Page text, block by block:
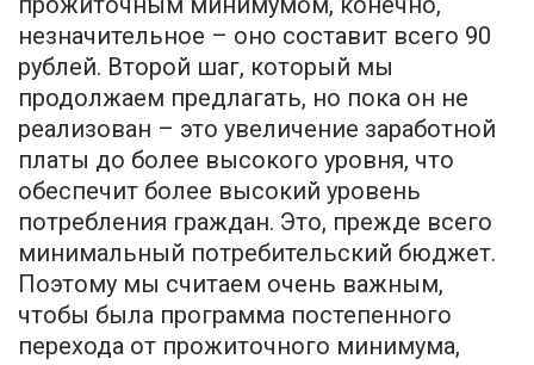
незначительное – оно составит всего 90
рублей. Второй шаг, который мы
продолжаем предлагать, но пока он не
реализован – это увеличение заработной
платы до более высокого уровня, что
обеспечит более высокий уровень
потребления граждан. Это, прежде всего
минимальный потребительский бюджет.
Поэтому мы считаем очень важным,
чтобы была программа постепенного
перехода от прожиточного минимума,